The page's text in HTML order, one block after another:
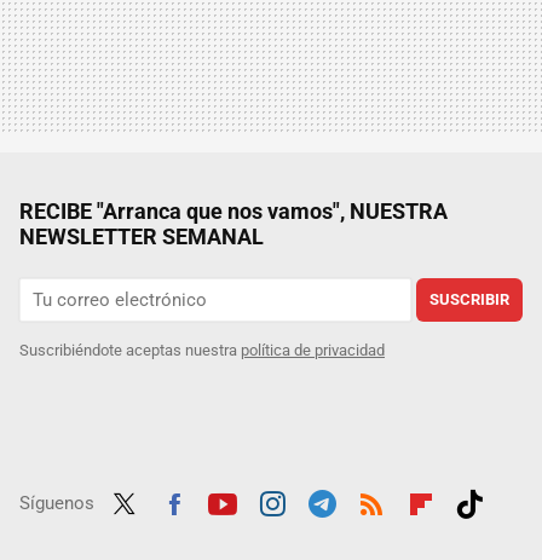
RECIBE "Arranca que nos vamos", NUESTRA
NEWSLETTER SEMANAL
SUSCRIBIR
Suscribiéndote aceptas nuestra política de privacidad
Síguenos